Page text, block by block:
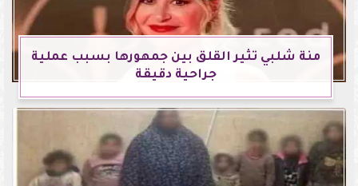
منة شلبي تثير القلق بين جمهورها بسبب عملية
جراحية دقيقة